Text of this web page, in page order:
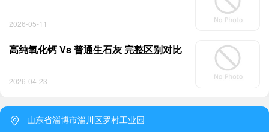
2026-05-11
高纯氧化钙 Vs 普通生石灰 完整区别对比
2026-04-23
山东省淄博市淄川区罗村工业园